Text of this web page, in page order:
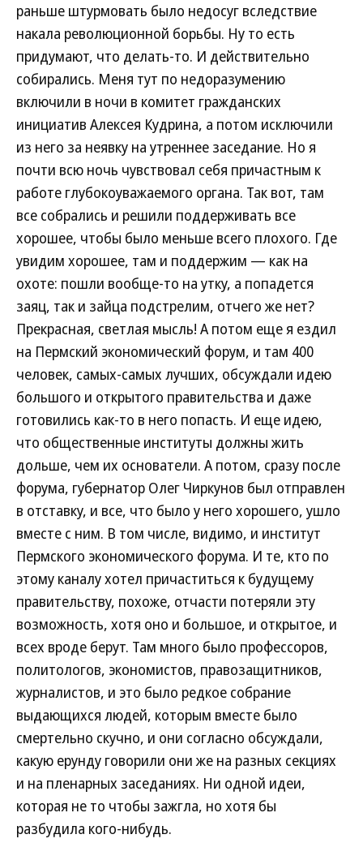
раньше штурмовать было недосуг вследствие
накала революционной борьбы. Ну то есть
придумают, что делать-то. И действительно
собирались. Меня тут по недоразумению
включили в ночи в комитет гражданских
инициатив Алексея Кудрина, а потом исключили
из него за неявку на утреннее заседание. Но я
почти всю ночь чувствовал себя причастным к
работе глубокоуважаемого органа. Так вот, там
все собрались и решили поддерживать все
хорошее, чтобы было меньше всего плохого. Где
увидим хорошее, там и поддержим — как на
охоте: пошли вообще-то на утку, а попадется
заяц, так и зайца подстрелим, отчего же нет?
Прекрасная, светлая мысль! А потом еще я ездил
на Пермский экономический форум, и там 400
человек, самых-самых лучших, обсуждали идею
большого и открытого правительства и даже
готовились как-то в него попасть. И еще идею,
что общественные институты должны жить
дольше, чем их основатели. А потом, сразу после
форума, губернатор Олег Чиркунов был отправлен
в отставку, и все, что было у него хорошего, ушло
вместе с ним. В том числе, видимо, и институт
Пермского экономического форума. И те, кто по
этому каналу хотел причаститься к будущему
правительству, похоже, отчасти потеряли эту
возможность, хотя оно и большое, и открытое, и
всех вроде берут. Там много было профессоров,
политологов, экономистов, правозащитников,
журналистов, и это было редкое собрание
выдающихся людей, которым вместе было
смертельно скучно, и они согласно обсуждали,
какую ерунду говорили они же на разных секциях
и на пленарных заседаниях. Ни одной идеи,
которая не то чтобы зажгла, но хотя бы
разбудила кого-нибудь.